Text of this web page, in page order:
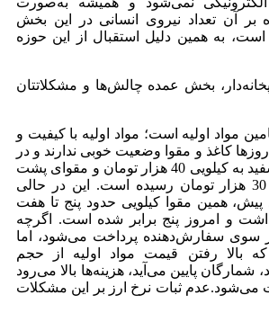
بر آن تعداد نیروی انسانی در این بخش
به همین دلیل استقبال از این حوزه
بخش عمده چالش‌ها و مشکلاتتان
مواد اولیه است؛ مواد اولیه با کیفیت و
کاغذ و مقوا وضعیت خوبی ندارند و در
هفته جاری مقوای سفید به کیلویی 40 هزار تومان و مقوای پشت
طوسی، به بیش از 30 هزار تومان رسیده است. این در حالی
همین مقوا کیلویی حدود پنج تا هفت
و امروز پنج برابر شده است. اگرچه
سوی سفارش‌دهنده پرداخت می‌شود، اما
بالا رفتن قیمت مواد اولیه از حجم
پایین می‌آید،‌ هزینه‌ها بالا می‌رود
ثبات نرخ ارز بر این مشکلات